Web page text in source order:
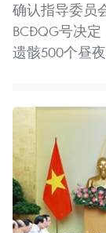
确认指导委员
BCĐQG号决
遗骸500个昼